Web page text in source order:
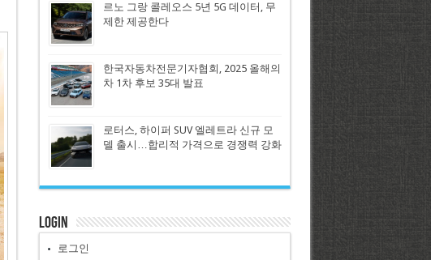
르노 그랑 콜레오스 5년 5G 데이터, 무
제한 제공한다
한국자동차전문기자협회, 2025 올해의
차 1차 후보 35대 발표
로터스, 하이퍼 SUV 엘레트라 신규 모
델 출시…합리적 가격으로 경쟁력 강화
Login
로그인